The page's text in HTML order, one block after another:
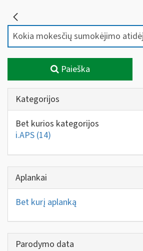
Paieška
Kategorijos
Bet kurios kategorijos
i.APS (14)
Aplankai
Bet kurį aplanką
Parodymo data